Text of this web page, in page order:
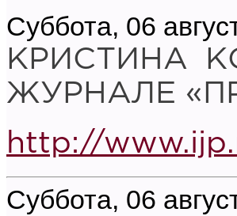
Суббота, 06
КРИСТИНА
ЖУРНАЛЕ
http://
Суббота, 06